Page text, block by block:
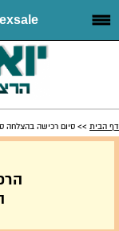
exsale - סיום רכישה בהצלחה ספר
דף הבית >> סיום רכישה בהצלחה